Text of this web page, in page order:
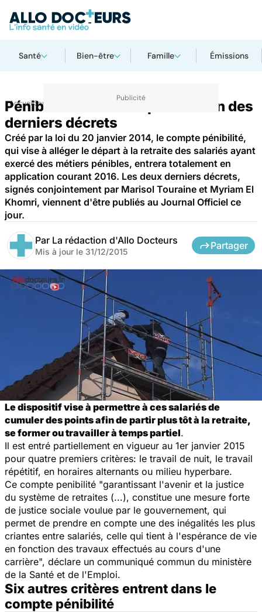
Santé Bien-être Famille Émissions
AccueilSanté
Pénibilité au travail : publication des
derniers décrets
Créé par la loi du 20 janvier 2014, le compte pénibilité,
qui vise à alléger le départ à la retraite des salariés ayant
exercé des métiers pénibles, entrera totalement en
application courant 2016. Les deux derniers décrets,
signés conjointement par Marisol Touraine et Myriam El
Khomri, viennent d'être publiés au Journal Officiel ce
jour.
Par La rédaction d'Allo Docteurs
Mis à jour le 31/12/2015
Partager
Le dispositif vise à permettre à ces salariés de
cumuler des points afin de partir plus tôt à la retraite,
se former ou travailler à temps partiel.
Il est entré partiellement en vigueur au 1er janvier 2015
pour quatre premiers critères: le travail de nuit, le travail
répétitif, en horaires alternants ou milieu hyperbare.
Ce compte penibilité "garantissant l'avenir et la justice
du système de retraites (...), constitue une mesure forte
de justice sociale voulue par le gouvernement, qui
permet de prendre en compte une des inégalités les plus
criantes entre salariés, celle qui tient à l'espérance de vie
en fonction des travaux effectués au cours d'une
carrière", déclare un communiqué commun du ministère
de la Santé et de l'Emploi.
Six autres critères entrent dans le
compte pénibilité